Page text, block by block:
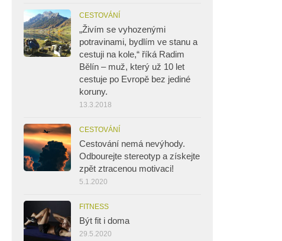
CESTOVÁNÍ
„Živím se vyhozenými
potravinami, bydlím ve stanu a
cestuji na kole,“ říká Radim
Bělín – muž, který už 10 let
cestuje po Evropě bez jediné
koruny.
13.3.2018
CESTOVÁNÍ
Cestování nemá nevýhody.
Odbourejte stereotyp a získejte
zpět ztracenou motivaci!
5.1.2020
FITNESS
Být fit i doma
29.5.2020